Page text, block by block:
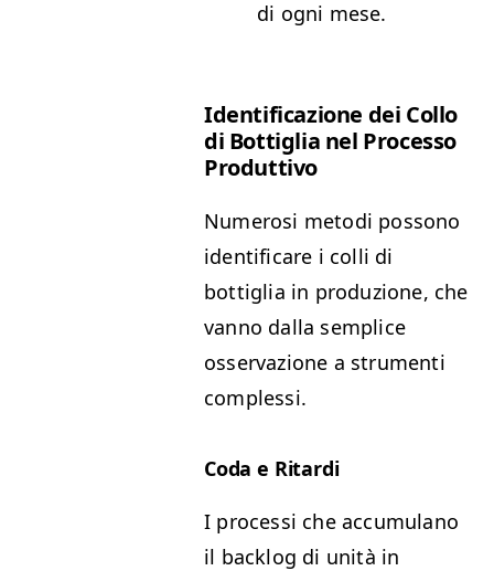
di ogni mese.
Identificazione dei Collo
di Bottiglia nel Processo
Produttivo
Numerosi metodi possono
identificare i colli di
bottiglia in produzione, che
vanno dalla semplice
osservazione a strumenti
complessi.
Coda e Ritardi
I processi che accumulano
il backlog di unità in